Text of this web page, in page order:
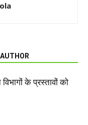
के प्रस्तावों को